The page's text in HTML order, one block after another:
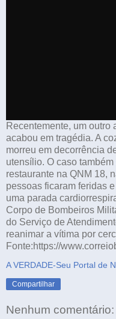
Recentemente, um outro
acabou em tragédia. A
morreu em decorrência
utensílio. O caso
restaurante na QNM 18,
pessoas ficaram feridas
uma parada
Corpo de Bombeiros
do Serviço de
reanimar a vítima por
Fonte:https://
A VERDADE-Seu Portal de
Compartilhar
Nenhum comentário: